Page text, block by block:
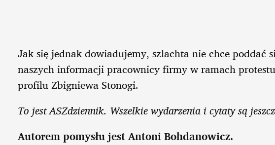
Jak się jednak dowiadujemy, szlachta nie chce poddać
naszych informacji pracownicy firmy w ramach
profilu Zbigniewa Stonogi.
To jest ASZdziennik. Wszelkie wydarzenia i cytaty są
Autorem pomysłu jest Antoni Bohdanowicz.